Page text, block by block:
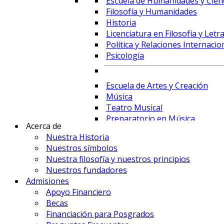
Filosofía y Humanidades
Historia
Licenciatura en Filosofía y
Política y Relaciones
Psicología
Escuela de Artes y Creación
Música
Teatro Musical
Preparatorio en Música
Prime Business School
Administración de Empresas y
Contaduría
Finanzas, Fintech y Comercio
Acerca de
Nuestra Historia
Nuestros símbolos
Nuestra filosofía y nuestros principios
Nuestros fundadores
Admisiones
Apoyo Financiero
Becas
Financiación para Posgrados